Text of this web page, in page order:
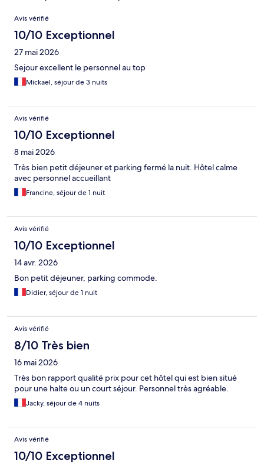
Avis
Avis vérifié
10/10 Exceptionnel
27 mai 2026
Sejour excellent le personnel au top
Mickael, séjour de 3 nuits
Avis vérifié
10/10 Exceptionnel
8 mai 2026
Très bien petit déjeuner et parking fermé la nuit. Hôtel calme
avec personnel accueillant
Francine, séjour de 1 nuit
Avis vérifié
10/10 Exceptionnel
14 avr. 2026
Bon petit déjeuner, parking commode.
Didier, séjour de 1 nuit
Avis vérifié
8/10 Très bien
16 mai 2026
Très bon rapport qualité prix pour cet hôtel qui est bien situé
pour une halte ou un court séjour. Personnel très agréable.
Jacky, séjour de 4 nuits
Avis vérifié
10/10 Exceptionnel